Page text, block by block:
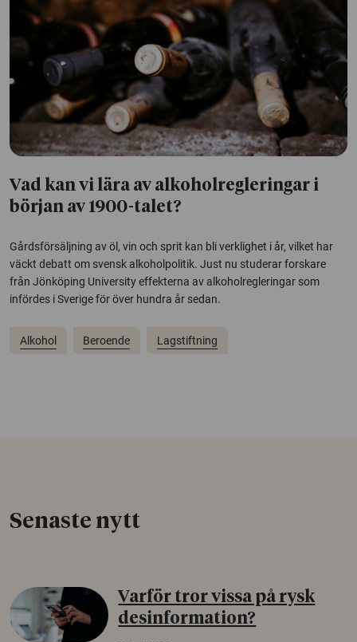
Vad kan vi lära av alkoholregleringar i
början av 1900-talet?
Gårdsförsäljning av öl, vin och sprit kan bli verklighet i år, vilket har
väckt debatt om svensk alkoholpolitik. Just nu studerar forskare
från Jönköping University effekterna av alkoholregleringar som
infördes i Sverige för över hundra år sedan.
Alkohol Beroende Lagstiftning
Senaste nytt
Varför tror vissa på rysk
desinformation?